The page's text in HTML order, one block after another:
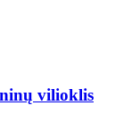
vilioklis